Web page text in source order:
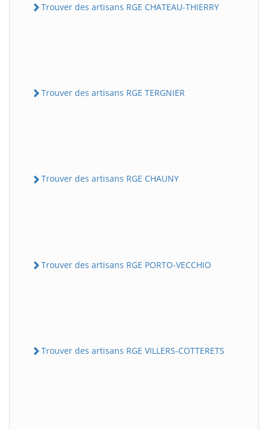
Trouver des artisans RGE CHATEAU-THIERRY
Trouver des artisans RGE TERGNIER
Trouver des artisans RGE CHAUNY
Trouver des artisans RGE PORTO-VECCHIO
Trouver des artisans RGE VILLERS-COTTERETS